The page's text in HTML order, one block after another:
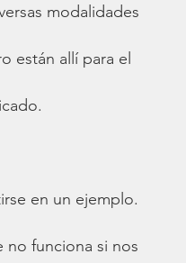
modalidades
están allí para el
en un ejemplo.
no funciona si nos